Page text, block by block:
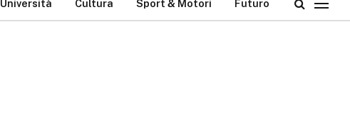
Università Cultura Sport & Motori Futuro